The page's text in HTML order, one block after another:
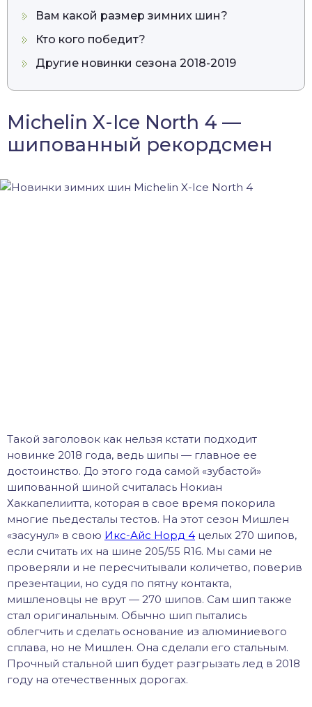
Вам какой размер зимних шин?
Кто кого победит?
Другие новинки сезона 2018-2019
Michelin X-Ice North 4 —
шипованный рекордсмен
Такой заголовок как нельзя кстати подходит
новинке 2018 года, ведь шипы — главное ее
достоинство. До этого года самой «зубастой»
шипованной шиной считалась Нокиан
Хаккапелиитта, которая в свое время покорила
многие пьедесталы тестов. На этот сезон Мишлен
«засунул» в свою Икс-Айс Норд 4 целых 270 шипов,
если считать их на шине 205/55 R16. Мы сами не
проверяли и не пересчитывали количетво, поверив
презентации, но судя по пятну контакта,
мишленовцы не врут — 270 шипов. Сам шип также
стал оригинальным. Обычно шип пытались
облегчить и сделать основание из алюминиевого
сплава, но не Мишлен. Она сделали его стальным.
Прочный стальной шип будет разгрызать лед в 2018
году на отечественных дорогах.